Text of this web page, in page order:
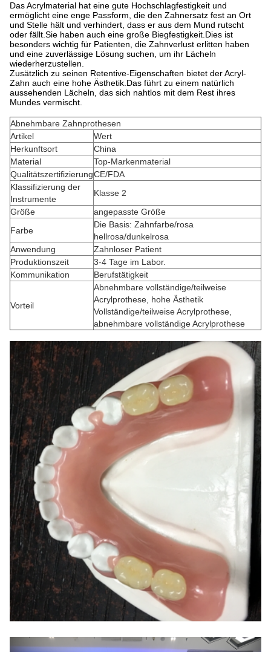
Das Acrylmaterial hat eine gute Hochschlagfestigkeit und
ermöglicht eine enge Passform, die den Zahnersatz fest an Ort
und Stelle hält und verhindert, dass er aus dem Mund rutscht
oder fällt.Sie haben auch eine große Biegfestigkeit.Dies ist
besonders wichtig für Patienten, die Zahnverlust erlitten haben
und eine zuverlässige Lösung suchen, um ihr Lächeln
wiederherzustellen.
Zusätzlich zu seinen Retentive-Eigenschaften bietet der Acryl-
Zahn auch eine hohe Ästhetik.Das führt zu einem natürlich
aussehenden Lächeln, das sich nahtlos mit dem Rest ihres
Mundes vermischt.
Abnehmbare Zahnprothesen
Artikel
Wert
Herkunftsort
China
Material
Top-Markenmaterial
QualitätszertifizierungCE/FDA
Klassifizierung der
Instrumente
Klasse 2
Größe
angepasste Größe
Farbe
Die Basis: Zahnfarbe/rosa
hellrosa/dunkelrosa
Anwendung
Zahnloser Patient
Produktionszeit
3-4 Tage im Labor.
Kommunikation
Berufstätigkeit
Vorteil
Abnehmbare vollständige/teilweise
Acrylprothese, hohe Ästhetik
Vollständige/teilweise Acrylprothese,
abnehmbare vollständige Acrylprothese